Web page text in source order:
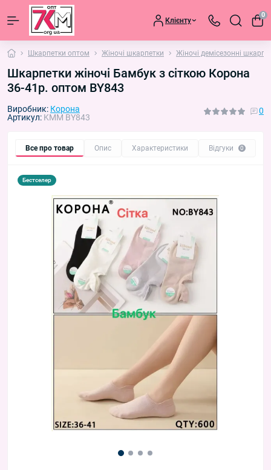
Клієнту
0
Шкарпетки оптом Жіночі шкарпетки Жіночі демісезонні
Шкарпетки жіночі Бамбук з сіткою Корона
36-41р. оптом BY843
Виробник: Корона
Артикул: KMM BY843
0
Все про товар Опис Характеристики Відгуки 0
Бестселер